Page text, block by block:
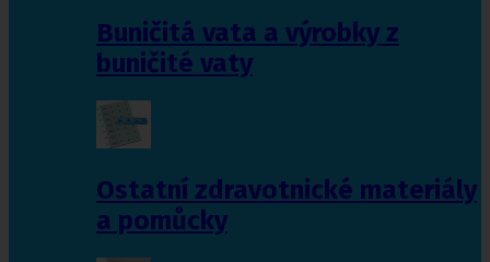
Buničitá vata a výrobky z
buničité vaty
Ostatní zdravotnické materiály
a pomůcky